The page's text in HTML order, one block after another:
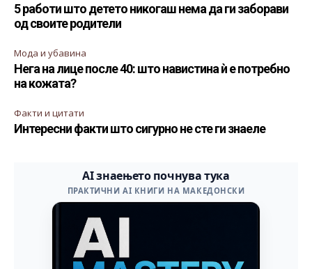
5 работи што детето никогаш нема да ги заборави
од своите родители
Мода и убавина
Нега на лице после 40: што навистина ѝ е потребно
на кожата?
Факти и цитати
Интересни факти што сигурно не сте ги знаеле